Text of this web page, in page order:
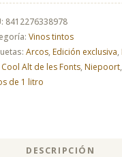
8412276338978
Vinos tintos
Arcos, Edición exclusiva,
Alt de les Fonts, Niepoort,
de 1 litro
DESCRIPCIÓN